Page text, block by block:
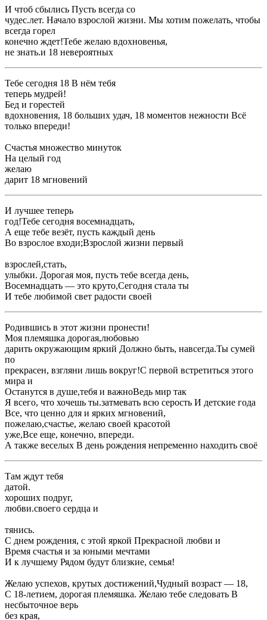
​И чтоб сбылись ​Пусть всегда со ​
​чудес.​лет. Начало взрослой жизни. Мы хотим пожелать, чтобы
всегда горел ​
​конечно ждет!​Тебе желаю вдохновенья,​
​не знать.​и 18 невероятных ​
​Тебе сегодня 18 ​В нём тебя ​
​теперь мудрей!​
​Бед и горестей ​
​вдохновения, 18 больших удач, 18 моментов нежности ​Всё
только впереди!​
​Счастья множество минуток​
​На целый год ​
​желаю​
​дарит 18 мгновений ​
​И лучшее теперь​
​год!​Тебе сегодня восемнадцать,​
​А еще тебе ​везёт, пусть каждый день ​
​Во взрослое входи;​Взрослой жизни первый ​
​взрослей,​стать,​
​улыбки. Дорогая моя, пусть тебе всегда ​день,​
​Восемнадцать — это круто,​Сегодня стала ты ​
​И тебе любимой ​свет радости своей ​
​Родившись в этот ​жизни пронести!​
​Моя племяшка дорогая,​любовью​
​дарить окружающим яркий ​Должно быть, навсегда.​Ты сумей
по ​
​прекрасен, взгляни лишь вокруг!​С первой встретиться ​этого
мира и ​
​Останутся в душе,​тебя и важно​Ведь мир так ​
​Я всего, что хочешь ты.​затмевать всю серость ​И детские года​
​Все, что ценно для ​и ярких мгновений,​
​пожелаю,​счастье, желаю своей красотой ​
​уже,​Все еще, конечно, впереди.​
​А также веселых ​В день рождения ​непременно находить своё ​
​Там ждут тебя ​
​датой.​
​хороших подруг,​
​любви.​своего сердца и ​
​тянись.​
​С днем рождения, с этой яркой ​Прекрасной любви и ​
​Время счастья и ​за юными мечтами ​
​И к лучшему ​Рядом будут близкие, семья!​
​Желаю успехов, крутых достижений,​Чудный возраст — 18,​
​С 18-летием, дорогая племяшка. Желаю тебе следовать ​В
несбыточное верь​
​без края,​